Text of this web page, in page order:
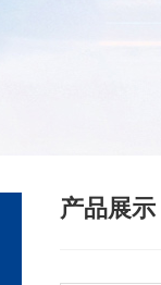
产品展示